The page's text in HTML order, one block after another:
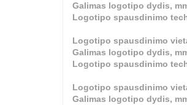
Galimas logotipo dydis,
Logotipo spausdinimo
Logotipo spausdinimo
Galimas logotipo dydis,
Logotipo spausdinimo
Logotipo spausdinimo
Galimas logotipo dydis,